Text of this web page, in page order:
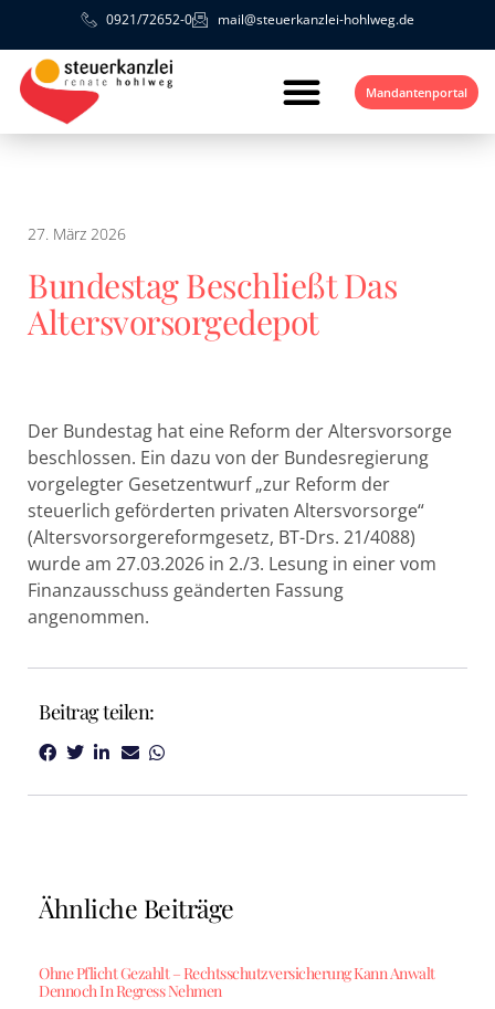
0921/72652-0 mail@steuerkanzlei-hohlweg.de
Mandantenportal
27. März 2026
Bundestag Beschließt Das
Altersvorsorgedepot
Der Bundestag hat eine Reform der Altersvorsorge
beschlossen. Ein dazu von der Bundesregierung
vorgelegter Gesetzentwurf „zur Reform der
steuerlich geförderten privaten Altersvorsorge“
(Altersvorsorgereformgesetz, BT-Drs. 21/4088)
wurde am 27.03.2026 in 2./3. Lesung in einer vom
Finanzausschuss geänderten Fassung
angenommen.
Beitrag teilen:
Ähnliche Beiträge
Ohne Pflicht Gezahlt – Rechtsschutzversicherung Kann Anwalt
Dennoch In Regress Nehmen